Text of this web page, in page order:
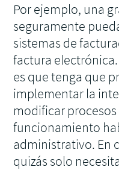
Por ejemplo, una
seguramente
sistemas de
factura
es que tenga que
implementar la
modificar
funcionamiento
administrativo. En
quizás solo